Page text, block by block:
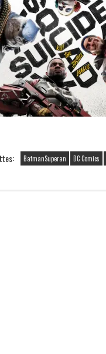
BatmanSuperan DC Comics